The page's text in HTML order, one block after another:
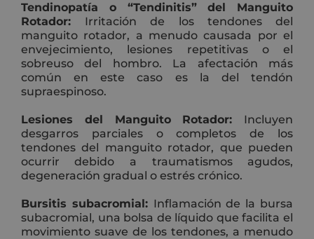
Tendinopatía o “Tendinitis” del Manguito
Rotador: Irritación de los tendones del
manguito rotador, a menudo causada por el
envejecimiento, lesiones repetitivas o el
sobreuso del hombro. La afectación más
común en este caso es la del tendón
supraespinoso.
Lesiones del Manguito Rotador: Incluyen
desgarros parciales o completos de los
tendones del manguito rotador, que pueden
ocurrir debido a traumatismos agudos,
degeneración gradual o estrés crónico.
Bursitis subacromial: Inflamación de la bursa
subacromial, una bolsa de líquido que facilita el
movimiento suave de los tendones, a menudo